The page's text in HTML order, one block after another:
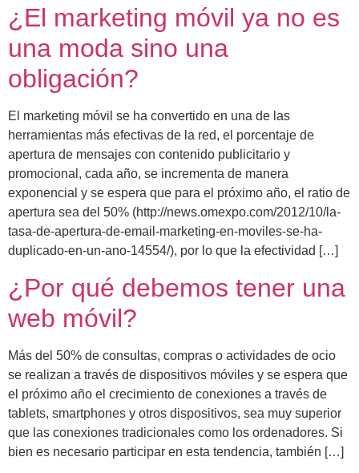
¿El marketing móvil ya no es
una moda sino una
obligación?
El marketing móvil se ha convertido en una de las
herramientas más efectivas de la red, el porcentaje de
apertura de mensajes con contenido publicitario y
promocional, cada año, se incrementa de manera
exponencial y se espera que para el próximo año, el ratio de
apertura sea del 50% (http://news.omexpo.com/2012/10/la-
tasa-de-apertura-de-email-marketing-en-moviles-se-ha-
duplicado-en-un-ano-14554/), por lo que la efectividad […]
¿Por qué debemos tener una
web móvil?
Más del 50% de consultas, compras o actividades de ocio
se realizan a través de dispositivos móviles y se espera que
el próximo año el crecimiento de conexiones a través de
tablets, smartphones y otros dispositivos, sea muy superior
que las conexiones tradicionales como los ordenadores. Si
bien es necesario participar en esta tendencia, también […]